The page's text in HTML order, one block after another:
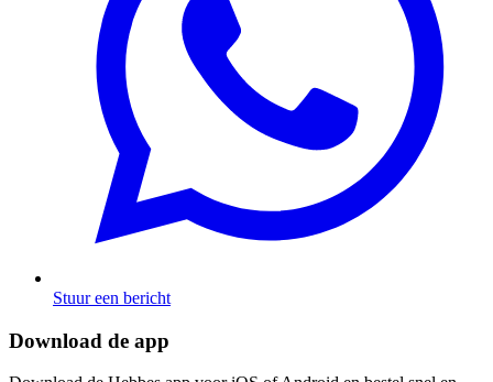
Stuur een bericht
Download de app​​​​‌ ‍ ​‍​‍‌‍ ‌ ​‍‌‍‍‌‌‍‌ ‌‍‍‌‌‍ ‍​‍​‍​ ‍‍​‍​‍‌ ​ ‌‍​‌‌‍ ‍‌‍‍‌‌ ‌​‌ ‍‌​‍ ‍‌‍‍‌‌‍ ​‍​‍​‍ ​​‍​‍‌‍‍​‌ ​‍‌‍‌‌‌‍‌‍​‍​‍​ ‍‍​‍​‍‌‍‍​‌ ‌​‌ ‌​‌ ​​​ ‍‍​‍ ​‍ ‌‍ ​‌‍ ‌‍​ ‌‍​‌‌‍ ​‌‍‍​‌‍ ‌ ​ ‌ ‌​​ ‍‍​ ​ ​ ​ ​ ​ ​ ​ ​‍ ‌‍‍‌‌‍ ‍‌ ‌​‌‍‌‌‌‍ ‍‌ ‌​​‍ ‌‍‌‌‌‍‌​‌‍‍‌‌ ‌​​‍ ‌‍ ‌‌‍ ‌‍‌​‌‍‌‌​ ‌‌ ​​‌ ​‍‌‍‌‌‌ ​ ‌‍‌‌‌‍ ‍‌ ‌​‌‍​‌‌ ‌​‌‍‍‌‌‍ ‌‍ ‍​ ‍ ‌‍‍‌‌‍‌​​ ‌‌‍‌ ‌‍ ​‌‍ ‌‍​‍‌‍​‌‌‍ ​​ ‍ ‌ ‌​‌ ‍‌‌ ​​‌‍‌‌​ ‌‌‍‌ ‌‍ ​‌‍ ‌‍​‍‌‍​‌‌‍ ​​ ‍ ‌ ​​‌‍​‌‌ ‌​‌‍‍​​ ‌‌‍‌‍‌‍ ‌‍ ‌ ‌​‌‍‌‌‌ ​‍​‍ ‍‌‍​‌‌ ​​‌ ​​‌​‌​‌‍ ‌ ‌ ‌‍ ‍‌‍ ​‌‍ ‌‍​‌‌‍‌​​‍ ‍‌ ‌​‌‍‍‌‌ ‌​‌‍ ​‌‍‌‌​ ‌‍​‍‌‍​‌‌ ​ ‌‍‌‌‌‌‌‌‌ ​‍‌‍ ​​ ‌‌‍‍​‌ ‌​‌ ‌​‌ ​​​‍‌‌​ ​ ‌​​‌​‍‌‌​ ​‍‌​‌‍​‍‌‌​ ​‍‌​‌‍‌‍ ​‌‍ ‌‍​ ‌‍​‌‌‍ ​‌‍‍​‌‍ ‌ ​ ‌ ‌​​‍‌‌​ ​ ‌​​‌​ ​ ​ ​ ​ ​ ​ ​ ​‍‌‍‌‍‍‌‌‍‌​​ ‌‌‍‌ ‌‍ ​‌‍ ‌‍​‍‌‍​‌‌‍ ​​‍‌‍‌ ‌​‌ ‍‌‌ ​​‌‍‌‌​ ‌‌‍‌ ‌‍ ​‌‍ ‌‍​‍‌‍​‌‌‍ ​​‍‌‍‌ ​​‌‍​‌‌ ‌​‌‍‍​​ ‌‌‍‌‍‌‍ ‌‍ ‌ ‌​‌‍‌‌‌ ​‍​‍ ‍‌‍​‌‌ ​​‌ ​​‌​‌​‌‍ ‌ ‌ ‌‍ ‍‌‍ ​‌‍ ‌‍​‌‌‍‌​​‍ ‍‌ ‌​‌‍‍‌‌ ‌​‌‍ ​‌‍‌‌​‍‌‍‌ ​​‌‍‌‌‌ ​‍‌ ​ ‌ ​​‌‍‌‌‌‍​ ‌ ‌​‌‍‍‌‌ ‌‍‌‍‌‌​ ‌‌ ​​‌ ‌‌‌‍​‍‌‍ ​‌‍‍‌‌ ​ ‌‍‍​‌‍‌‌‌‍‌​​‍​‍‌ ‌